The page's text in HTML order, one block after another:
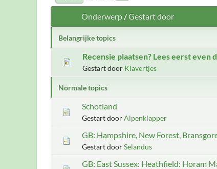
Onderwerp/Gestart door
Belangrijke topics
Recensie plaatsen? Lees eerst even
Gestart door Klavertjes
Normale topics
Schotland
Gestart doorAlpenklapper
GB: Hampshire, New Forest,
Gestart doorSelandus
GB: East Sussex: Heathfield: Horam